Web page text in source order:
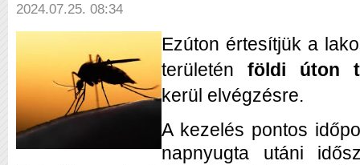
2024.07.25. 08:34
Ezúton értesítjük a
területén földi úton
kerül elvégzésre.
A kezelés pontos
napnyugta utáni